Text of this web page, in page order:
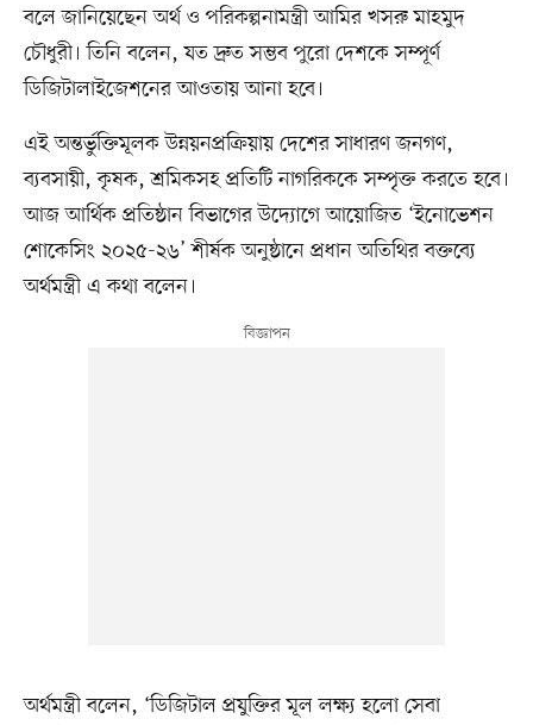
বলে জানিয়েছেন অর্থ ও পরিকল্পনামন্ত্রী আমির খসরু মাহমুদ
চৌধুরী। তিনি বলেন, যত দ্রুত সম্ভব পুরো দেশকে সম্পূর্ণ
ডিজিটালাইজেশনের আওতায় আনা হবে।
এই অন্তর্ভুক্তিমূলক উন্নয়নপ্রক্রিয়ায় দেশের সাধারণ জনগণ,
ব্যবসায়ী, কৃষক, শ্রমিকসহ প্রতিটি নাগরিককে সম্পৃক্ত করতে হবে।
আজ আর্থিক প্রতিষ্ঠান বিভাগের উদ্যোগে আয়োজিত ‘ইনোভেশন
শোকেসিং ২০২৫-২৬’ শীর্ষক অনুষ্ঠানে প্রধান অতিথির বক্তব্যে
অর্থমন্ত্রী এ কথা বলেন।
অর্থমন্ত্রী বলেন, ‘ডিজিটাল প্রযুক্তির মূল লক্ষ্য হলো সেবা